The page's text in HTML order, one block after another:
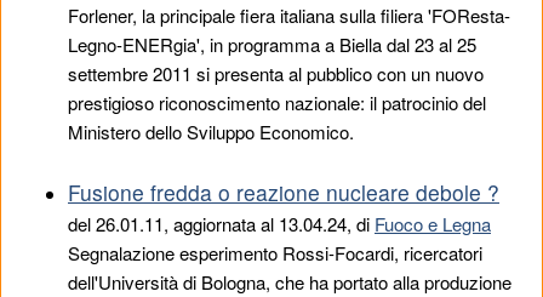
Forlener, la principale fiera italiana sulla filiera 'FOResta-
Legno-ENERgia', in programma a Biella dal 23 al 25
settembre 2011 si presenta al pubblico con un nuovo
prestigioso riconoscimento nazionale: il patrocinio del
Ministero dello Sviluppo Economico.
Fusione fredda o reazione nucleare debole ?
del26.01.11, aggiornata al 13.04.24, di Fuoco e Legna
Segnalazione esperimento Rossi-Focardi, ricercatori
dell'Università di Bologna, che ha portato alla produzione